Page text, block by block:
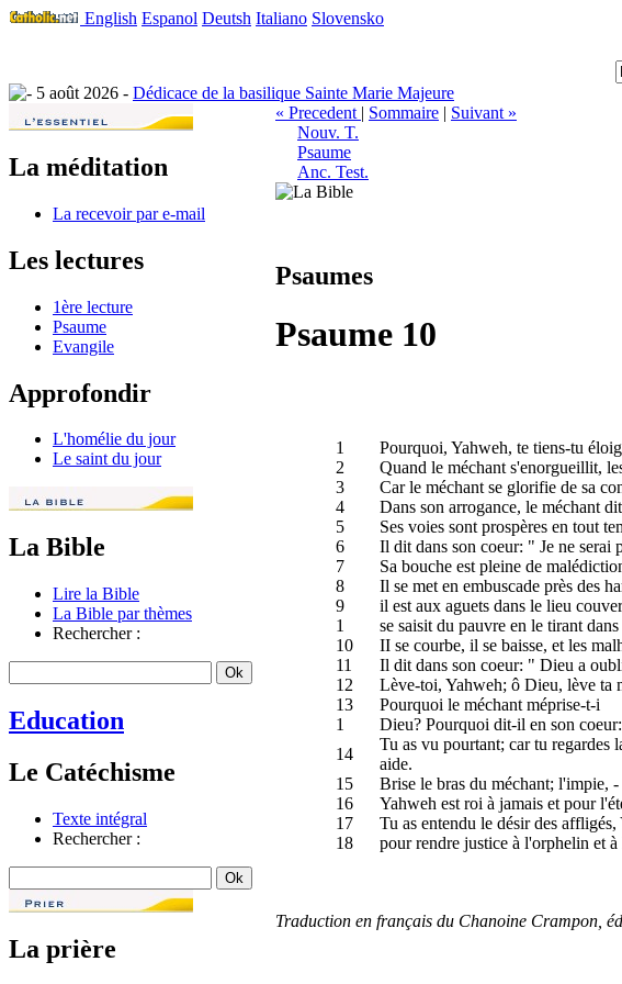
English Espanol Deutsh Italiano Slovensko
5 août 2026 - Dédicace de la basilique Sainte Marie Majeure
La méditation
La recevoir par e-mail
Les lectures
1ère lecture
Psaume
Evangile
Approfondir
L'homélie du jour
Le saint du jour
La Bible
Lire la Bible
La Bible par thèmes
Rechercher :
Education
Le Catéchisme
Texte intégral
Rechercher :
La prière
« Precedent | Sommaire | Suivant »
Nouv. T.
Psaume
Anc. Test.
Psaumes
Psaume 10
1
Pourquoi, Yahweh, te tiens-tu
2
Quand le méchant s'enorgueillit,
3
Car le méchant se glorifie de sa
4
Dans son arrogance, le méchant
5
Ses voies sont prospères en tout
6
Il dit dans son coeur: " Je ne serai
7
Sa bouche est pleine de
8
Il se met en embuscade près des
9
il est aux aguets dans le lieu
1
se saisit du pauvre en le tirant
10
II se courbe, il se baisse, et les
11
Il dit dans son coeur: " Dieu a
12
Lève-toi, Yahweh; ô Dieu, lève ta
13
Pourquoi le méchant méprise-t-i
1
Dieu? Pourquoi dit-il en son
14
Tu as vu pourtant; car tu regardes
aide.
15
Brise le bras du méchant; l'impie,
16
Yahweh est roi à jamais et pour
17
Tu as entendu le désir des
18
pour rendre justice à l'orphelin et
Traduction en français du Chanoine Crampon,